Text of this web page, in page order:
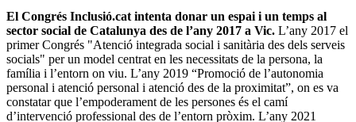
El Congrés Inclusió.cat intenta donar un espai i un temps al
sector social de Catalunya des de l’any 2017 a Vic. L’any 2017 el
primer Congrés "Atenció integrada social i sanitària des dels serveis
socials" per un model centrat en les necessitats de la persona, la
família i l’entorn on viu. L’any 2019 “Promoció de l’autonomia
personal i atenció personal i atenció des de la proximitat”, on es va
constatar que l’empoderament de les persones és el camí
d’intervenció professional des de l’entorn pròxim. L’any 2021